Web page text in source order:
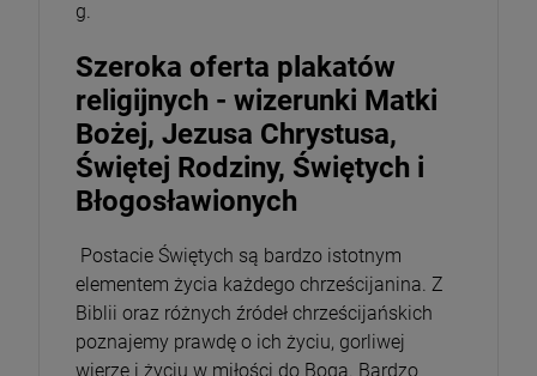
g.
Szeroka oferta plakatów
religijnych - wizerunki Matki
Bożej, Jezusa Chrystusa,
Świętej Rodziny, Świętych i
Błogosławionych
Postacie Świętych są bardzo istotnym
elementem życia każdego chrześcijanina. Z
Biblii oraz różnych źródeł chrześcijańskich
poznajemy prawdę o ich życiu, gorliwej
wierze i życiu w miłości do Boga. Bardzo